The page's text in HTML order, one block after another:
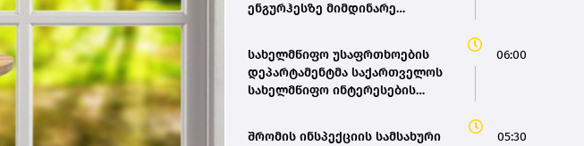
ენგურჰესზე მიმდინარე
სახელმწიფო უსაფრთხოების
დეპარტამენტმა საქართველოს
სახელმწიფო ინტერესების
06:00
შრომის ინსპექციის სამსახური
05:30